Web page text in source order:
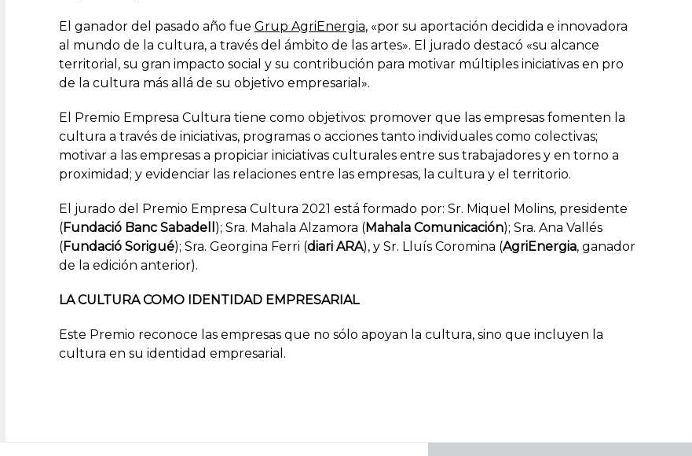
El ganador del pasado año fue Grup AgriEnergia, «por su aportación decidida e innovadora
al mundo de la cultura, a través del ámbito de las artes». El jurado destacó «su alcance
territorial, su gran impacto social y su contribución para motivar múltiples iniciativas en pro
de la cultura más allá de su objetivo empresarial».
El Premio Empresa Cultura tiene como objetivos: promover que las empresas fomenten la
cultura a través de iniciativas, programas o acciones tanto individuales como colectivas;
motivar a las empresas a propiciar iniciativas culturales entre sus trabajadores y en torno a
proximidad; y evidenciar las relaciones entre las empresas, la cultura y el territorio.
El jurado del Premio Empresa Cultura 2021 está formado por: Sr. Miquel Molins, presidente
(Fundació Banc Sabadell ); Sra. Mahala Alzamora (Mahala Comunicación); Sra. Ana Vallés
(Fundació Sorigué); Sra. Georgina Ferri (diari ARA), y Sr. Lluís Coromina (AgriEnergia, ganador
de la edición anterior).
LA CULTURA COMO IDENTIDAD EMPRESARIAL
Este Premio reconoce las empresas que no sólo apoyan la cultura, sino que incluyen la
cultura en su identidad empresarial.